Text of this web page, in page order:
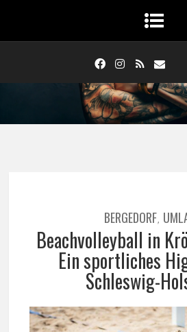
BERGEDORF,
Beachvolleyball in
Ein sportliches
Schleswig-